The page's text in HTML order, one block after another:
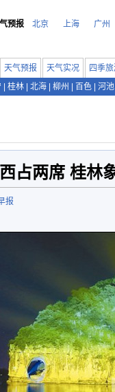
预报
北京 上海 广州
天气预报 天气实况
四季
桂林 北海 柳州 百色 河池
占两席 桂林
报